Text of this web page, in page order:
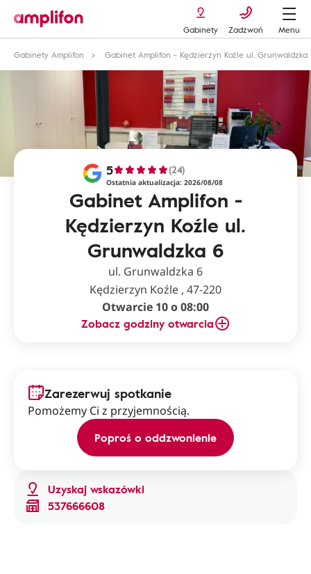
Gabinety Zadzwoń
Menu
Gabinety Amplifon
Gabinet Amplifon - Kędzierzyn Koźle ul. Grunwaldzka
Gabinet Amplifon -
Kędzierzyn Koźle ul.
Grunwaldzka 6
5 (24)
Ostatnia aktualizacja: 2026/08/08
ul. Grunwaldzka 6
Kędzierzyn Koźle , 47-220
Otwarcie 10 o 08:00
Zobacz godziny otwarcia
Uzyskaj wskazówki
537666608
Zarezerwuj spotkanie
Pomożemy Ci z przyjemnością.
Poproś o oddzwonienie